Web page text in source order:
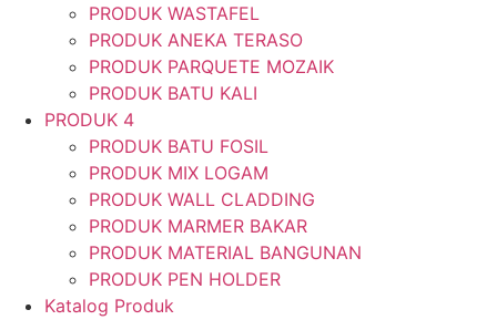
PRODUK WASTAFEL
PRODUK ANEKA TERASO
PRODUK PARQUETE MOZAIK
PRODUK BATU KALI
PRODUK 4
PRODUK BATU FOSIL
PRODUK MIX LOGAM
PRODUK WALL CLADDING
PRODUK MARMER BAKAR
PRODUK MATERIAL BANGUNAN
PRODUK PEN HOLDER
Katalog Produk